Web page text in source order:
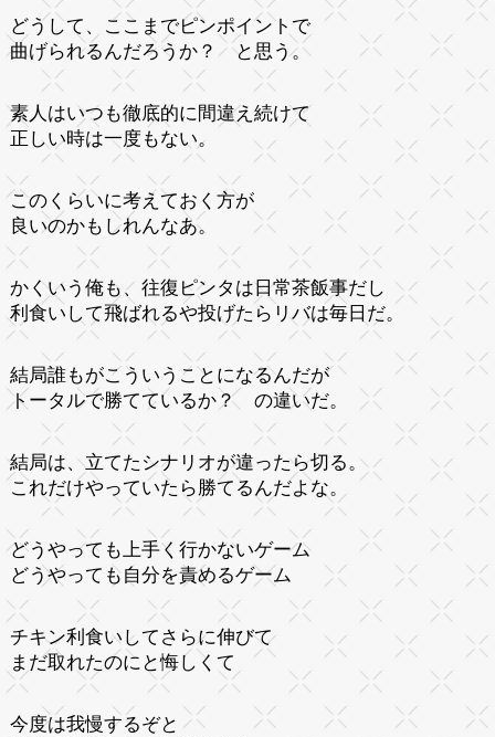
どうして、ここまでピンポイントで
曲げられるんだろうか？ と思う。
素人はいつも徹底的に間違え続けて
正しい時は一度もない。
このくらいに考えておく方が
良いのかもしれんなあ。
かくいう俺も、往復ピンタは日常茶飯事だし
利食いして飛ばれるや投げたらリバは毎日だ。
結局誰もがこういうことになるんだが
トータルで勝てているか？ の違いだ。
結局は、立てたシナリオが違ったら切る。
これだけやっていたら勝てるんだよな。
どうやっても上手く行かないゲーム
どうやっても自分を責めるゲーム
チキン利食いしてさらに伸びて
まだ取れたのにと悔しくて
今度は我慢するぞと